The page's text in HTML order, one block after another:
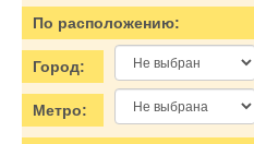
По расположению:
Город:
Метро: